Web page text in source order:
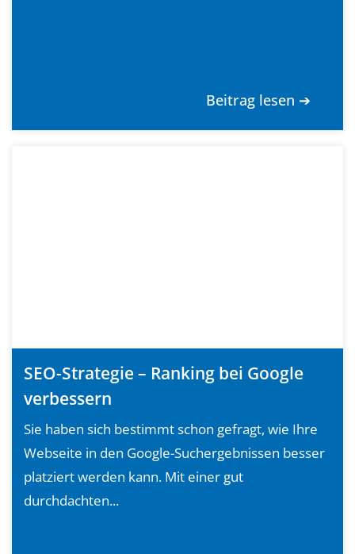
Beitrag lesen ➔
SEO-Strategie – Ranking bei Google
verbessern
Sie haben sich bestimmt schon gefragt, wie Ihre
Webseite in den Google-Suchergebnissen besser
platziert werden kann. Mit einer gut
durchdachten...